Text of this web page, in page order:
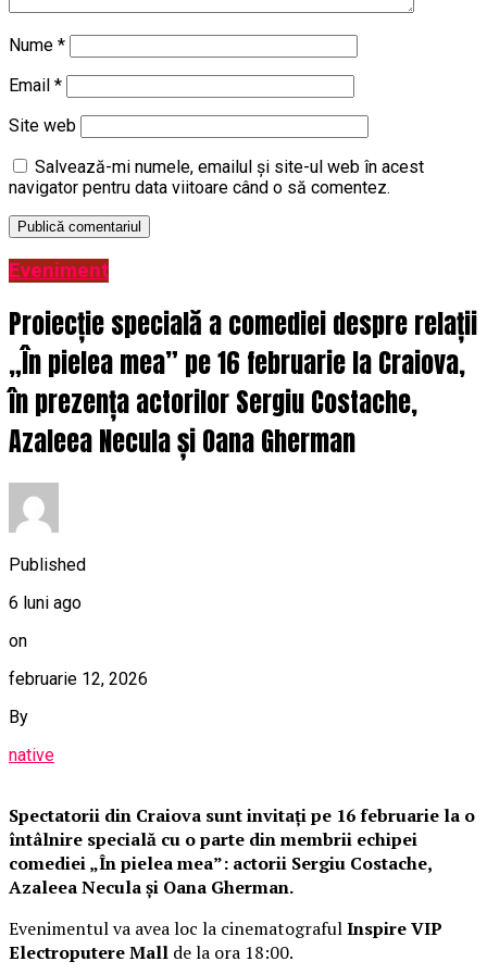
Nume *
Email *
Site web
Salvează-mi numele, emailul și site-ul web în acest
navigator pentru data viitoare când o să comentez.
Eveniment
Proiecție specială a comediei despre relații
„În pielea mea” pe 16 februarie la Craiova,
în prezența actorilor Sergiu Costache,
Azaleea Necula și Oana Gherman
Published
6 luni ago
on
februarie 12, 2026
By
native
Spectatorii din Craiova sunt invitați pe 16 februarie la o
întâlnire specială cu o parte din membrii echipei
comediei „În pielea mea”: actorii Sergiu Costache,
Azaleea Necula și Oana Gherman.
Evenimentul va avea loc la cinematografulInspire VIP
Electroputere Mall de la ora 18:00.